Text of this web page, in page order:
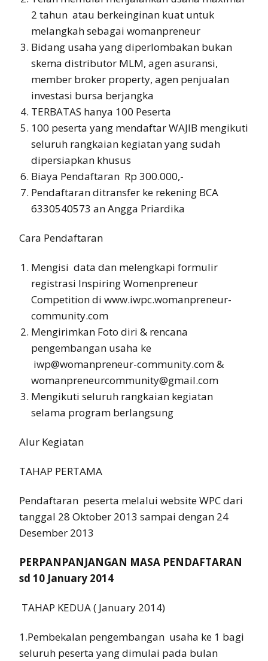
2 tahun atau berkeinginan kuat untuk
melangkah sebagai womanpreneur
Bidang usaha yang diperlombakan bukan
skema distributor MLM, agen asuransi,
member broker property, agen penjualan
investasi bursa berjangka
TERBATAS hanya 100 Peserta
100 peserta yang mendaftar WAJIB mengikuti
seluruh rangkaian kegiatan yang sudah
dipersiapkan khusus
Biaya Pendaftaran Rp 300.000,-
Pendaftaran ditransfer ke rekening BCA
6330540573 an Angga Priardika
Cara Pendaftaran
Mengisi data dan melengkapi formulir
registrasi Inspiring Womenpreneur
Competition di www.iwpc.womanpreneur-
community.com
Mengirimkan Foto diri & rencana
pengembangan usaha ke
iwp@womanpreneur-community.com &
womanpreneurcommunity@gmail.com
Mengikuti seluruh rangkaian kegiatan
selama program berlangsung
Alur Kegiatan
TAHAP PERTAMA
Pendaftaran peserta melalui website WPC dari
tanggal 28 Oktober 2013 sampai dengan 24
Desember 2013
PERPANPANJANGAN MASA PENDAFTARAN
sd 10 January 2014
TAHAP KEDUA ( January 2014)
1.Pembekalan pengembangan usaha ke 1 bagi
seluruh peserta yang dimulai pada bulan